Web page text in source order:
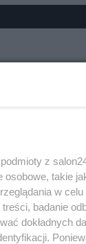
z
takie
w
badanie
dokładnych